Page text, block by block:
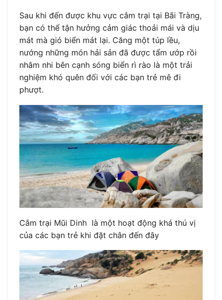
Sau khi đến được khu vực cắm trại tại Bãi Tràng,
bạn có thể tận hưởng cảm giác thoải mái và dịu
mát mà gió biển mát lại. Căng một túp lều,
nướng những món hải sản đã được tẩm ướp rồi
nhâm nhi bên cạnh sóng biển rì rào là một trải
nghiệm khó quên đối với các bạn trẻ mê đi
phượt.
Cắm trại Mũi Dinh là một hoạt động khá thú vị
của các bạn trẻ khi đặt chân đến đây